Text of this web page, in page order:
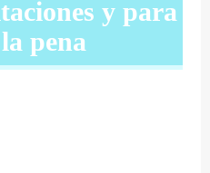
y para
pena